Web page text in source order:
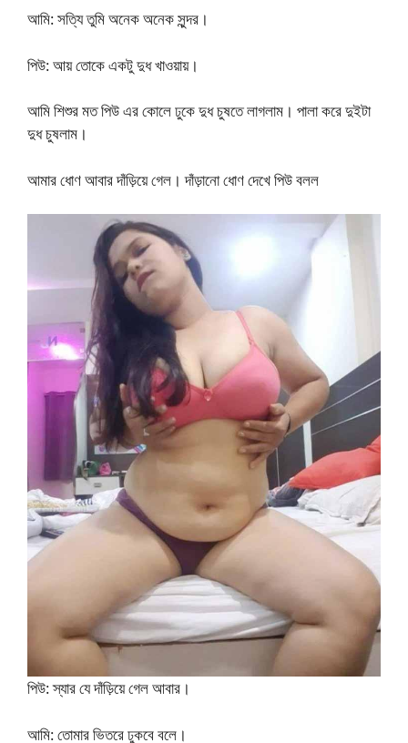
আমি: সত্যি তুমি অনেক অনেক সুন্দর।
পিউ: আয় তোকে একটু দুধ খাওয়ায়।
আমি শিশুর মত পিউ এর কোলে ঢুকে দুধ চুষতে লাগলাম। পালা করে দুইটা
দুধ চুষলাম।
আমার ধোণ আবার দাঁড়িয়ে গেল। দাঁড়ানো ধোণ দেখে পিউ বলল
পিউ: স্যার যে দাঁড়িয়ে গেল আবার।
আমি: তোমার ভিতরে ঢুকবে বলে।